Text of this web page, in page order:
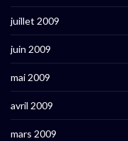
juillet 2009
juin 2009
mai 2009
avril 2009
mars 2009